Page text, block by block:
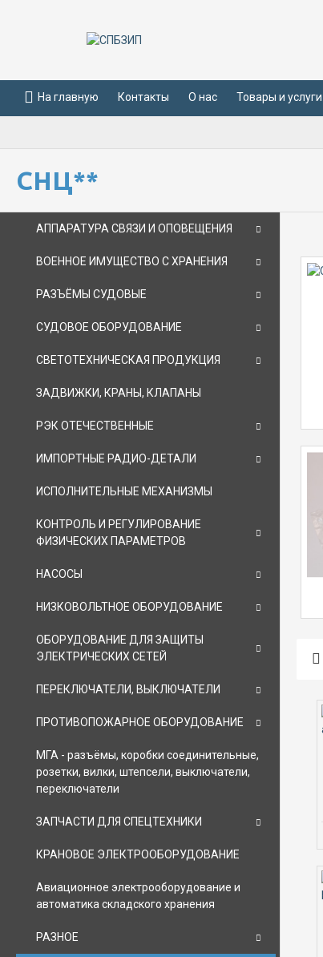
На главную Контакты О нас Товары и услуги
СНЦ**
АППАРАТУРА СВЯЗИ И ОПОВЕЩЕНИЯ
ВОЕННОЕ ИМУЩЕСТВО С ХРАНЕНИЯ
РАЗЪЁМЫ СУДОВЫЕ
СУДОВОЕ ОБОРУДОВАНИЕ
СВЕТОТЕХНИЧЕСКАЯ ПРОДУКЦИЯ
ЗАДВИЖКИ, КРАНЫ, КЛАПАНЫ
РЭК ОТЕЧЕСТВЕННЫЕ
ИМПОРТНЫЕ РАДИО-ДЕТАЛИ
ИСПОЛНИТЕЛЬНЫЕ МЕХАНИЗМЫ
КОНТРОЛЬ И РЕГУЛИРОВАНИЕ
ФИЗИЧЕСКИХ ПАРАМЕТРОВ
НАСОСЫ
НИЗКОВОЛЬТНОЕ ОБОРУДОВАНИЕ
ОБОРУДОВАНИЕ ДЛЯ ЗАЩИТЫ
ЭЛЕКТРИЧЕСКИХ СЕТЕЙ
ПЕРЕКЛЮЧАТЕЛИ, ВЫКЛЮЧАТЕЛИ
ПРОТИВОПОЖАРНОЕ ОБОРУДОВАНИЕ
МГА - разъёмы, коробки соединительные,
розетки, вилки, штепсели, выключатели,
переключатели
ЗАПЧАСТИ ДЛЯ СПЕЦТЕХНИКИ
КРАНОВОЕ ЭЛЕКТРООБОРУДОВАНИЕ
Авиационное электрооборудование и
автоматика складского хранения
РАЗНОЕ